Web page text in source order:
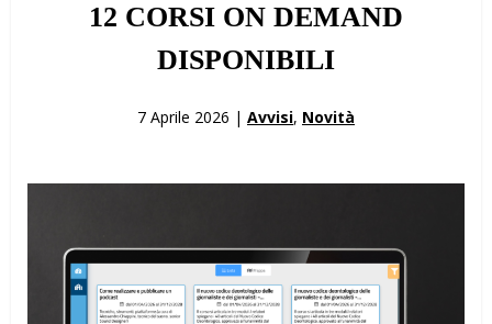
12 CORSI ON DEMAND
DISPONIBILI
7 Aprile 2026 | Avvisi, Novità